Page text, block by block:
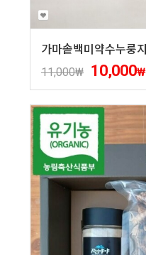
11,000₩ 10,000₩